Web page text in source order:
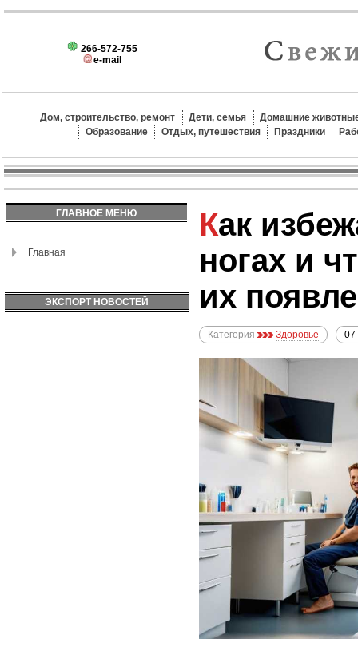
266-572-755
e-mail
Дом, строительство, ремонт Дети, семья
Домашние
Образование
Отдых, путешествия Праздники
ГЛАВНОЕ МЕНЮ
Главная
ЭКСПОРТ НОВОСТЕЙ
Как избежать судорог в
ногах и
их
Категория Здоровье 07